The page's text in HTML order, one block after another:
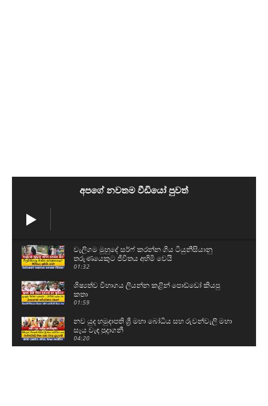
අපගේ නවතම වීඩියෝ පුවත්
වැලිගම මුහුදේ සර්ෆ් කරන්න ගිය ටියුනීසියානු
තරුණයෙකුට ජීවිතය අහිමි වෙයි
01:32
ශිෂ්‍යත්ව විභාගය ලියන්න කළින් පොඩ්ඩෝ කියපු
කතා
01:59
නව යුද හමුදාපති ශ්‍රී මහා බෝධිය සහ රුවන්වැලි මහා
සෑය වැඳ පුදාගනී
04:20